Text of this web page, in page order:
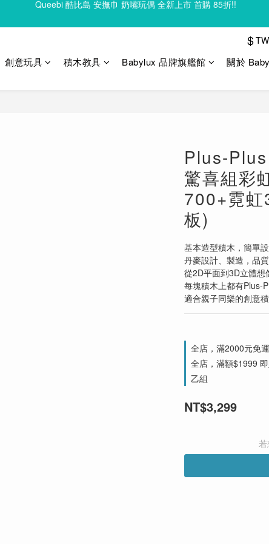
$
創意玩具 積木教具 Babylux 品牌旗艦館 關於
Plus-
驚喜組彩
700+霓
板)
基本造型積木，簡單
丹麥設計、製造，品
從2D平面到3D立體想
每塊積木上都有Plus-
適合親子同樂的創意
全店，滿2000元免
全店，滿額$1999
乙組
NT$3,299
若